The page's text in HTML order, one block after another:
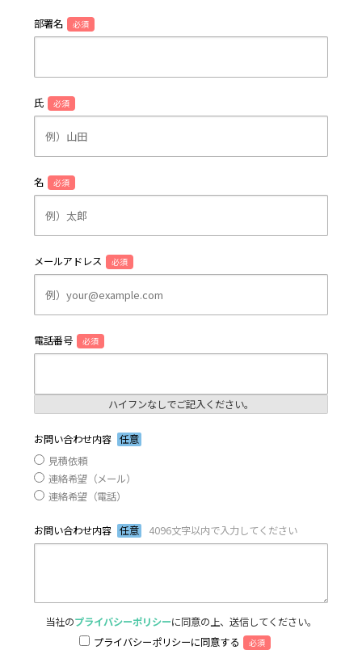
部署名 必須
氏 必須
名 必須
メールアドレス 必須
電話番号 必須
ハイフンなしでご記入ください。
お問い合わせ内容 任意
見積依頼
連絡希望（メール）
連絡希望（電話）
お問い合わせ内容 任意 4096文字以内で入力してください
当社のプライバシーポリシーに同意の上、送信してください。
プライバシーポリシーに同意する
必須